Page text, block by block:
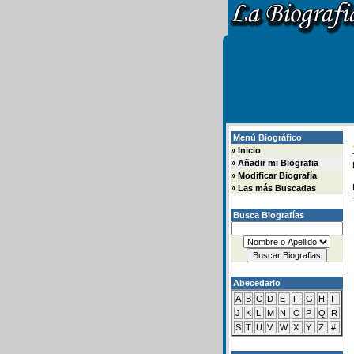
Menú Biográfico
» Inicio
» Añadir mi Biografia
» Modificar Biografía
» Las más Buscadas
Busca Biografías
Abecedario
A B C D E F G H
I
J
K L M N O P Q
R
S T U V W X Y Z #